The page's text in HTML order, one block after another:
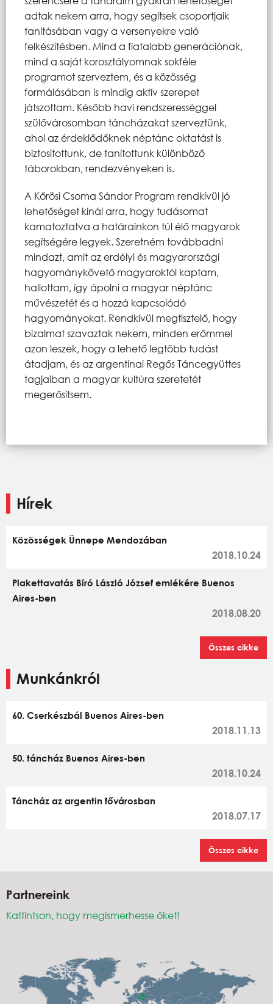
adtak nekem arra, hogy segítsek csoportjaik
tanításában vagy a versenyekre való
felkészítésben. Mind a fiatalabb generációnak,
mind a saját korosztályomnak sokféle
programot szerveztem, és a közösség
formálásában is mindig aktív szerepet
játszottam. Később havi rendszerességgel
szülővárosomban táncházakat szerveztünk,
ahol az érdeklődőknek néptánc oktatást is
biztosítottunk, de tanítottunk különböző
táborokban, rendezvényeken is.
A Kőrösi Csoma Sándor Program rendkívül jó
lehetőséget kínál arra, hogy tudásomat
kamatoztatva a határainkon túl élő magyarok
segítségére legyek. Szeretném továbbadni
mindazt, amit az erdélyi és magyarországi
hagyománykövető magyaroktól kaptam,
hallottam, így ápolni a magyar néptánc
művészetét és a hozzá kapcsolódó
hagyományokat. Rendkívül megtisztelő, hogy
bizalmat szavaztak nekem, minden erőmmel
azon leszek, hogy a lehető legtöbb tudást
átadjam, és az argentínai Regős Táncegyüttes
tagjaiban a magyar kultúra szeretetét
megerősítsem.
Hírek
Közösségek Ünnepe Mendozában
2018.10.24
Plakettavatás Bíró László József emlékére Buenos
Aires-ben
2018.08.20
Összes cikke
Munkánkról
60. Cserkészbál Buenos Aires-ben
2018.11.13
50. táncház Buenos Aires-ben
2018.10.24
Táncház az argentin fővárosban
2018.07.17
Összes cikke
Partnereink
Kattintson, hogy megismerhesse őket!